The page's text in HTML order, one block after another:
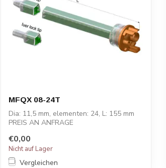
MFQX 08-24T
Dia: 11,5 mm, elementen: 24, L: 155 mm
PREIS AN ANFRAGE
€0,00
Nicht auf Lager
Vergleichen